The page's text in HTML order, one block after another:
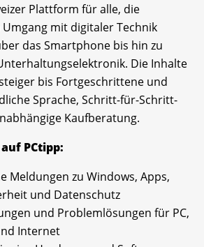
Plattform für alle, die
mit digitaler Technik
das Smartphone bis hin zu
Die Inhalte
bis Fortgeschrittene und
Sprache, Schritt-für-Schritt-
Kaufberatung.
PCtipp:
Meldungen zu Windows, Apps,
und Datenschutz
und Problemlösungen für PC,
Internet